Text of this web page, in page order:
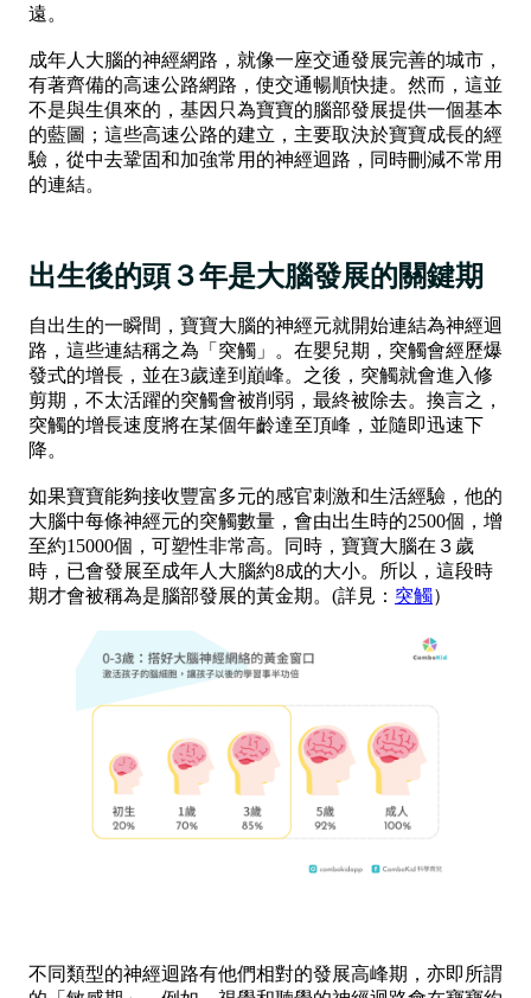
遠。
成年人大腦的神經網路，就像一座交通發展完善的城市，
有著齊備的高速公路網路，使交通暢順快捷。然而，這並
不是與生俱來的，基因只為寶寶的腦部發展提供一個基本
的藍圖；這些高速公路的建立，主要取決於寶寶成長的經
驗，從中去鞏固和加強常用的神經迴路，同時刪減不常用
的連結。
出生後的頭３年是大腦發展的關鍵期
自出生的一瞬間，寶寶大腦的神經元就開始連結為神經迴
路，這些連結稱之為「突觸」。在嬰兒期，突觸會經歷爆
發式的增長，並在3歲達到巔峰。之後，突觸就會進入修
剪期，不太活躍的突觸會被削弱，最終被除去。換言之，
突觸的增長速度將在某個年齡達至頂峰，並隨即迅速下
降。
如果寶寶能夠接收豐富多元的感官刺激和生活經驗，他的
大腦中每條神經元的突觸數量，會由出生時的2500個，增
至約15000個，可塑性非常高。同時，寶寶大腦在３歲
時，已會發展至成年人大腦約8成的大小。所以，這段時
期才會被稱為是腦部發展的黃金期。(詳見： 突觸）
不同類型的神經迴路有他們相對的發展高峰期，亦即所謂